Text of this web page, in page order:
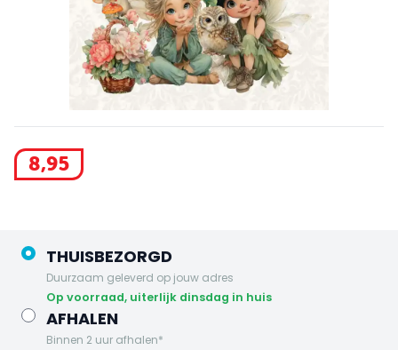
8,95
THUISBEZORGD
Duurzaam geleverd op jouw adres
op voorraad, uiterlijk dinsdag in huis
AFHALEN
Binnen 2 uur afhalen*